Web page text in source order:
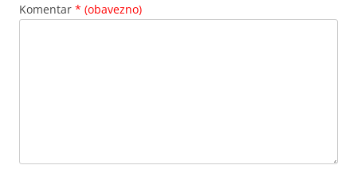
Komentar * (obavezno)